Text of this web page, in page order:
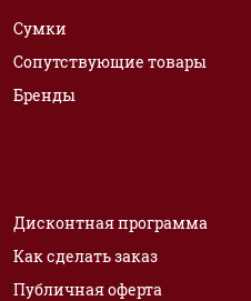
Сумки
Сопутствующие товары
Бренды
Дисконтная программа
Как сделать заказ
Публичная оферта